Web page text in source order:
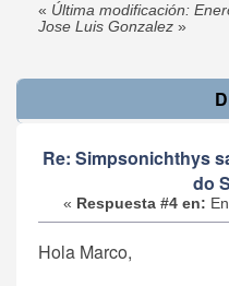
« Última modificación:
Jose Luis Gonzalez »
Re: Simpsonichthys
do
« Respuesta #4 en:
Hola Marco,